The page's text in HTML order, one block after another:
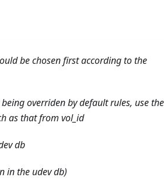
be chosen first according to the
overriden by default rules, use the
as that from vol_id
db
in the udev db)